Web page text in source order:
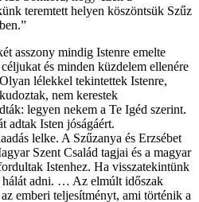
teremtett helyen köszöntsük Szűz
asszony mindig Istenre emelte
és minden küzdelem ellenére
lélekkel tekintettek Istenre,
nem kerestek
legyen nekem a Te Igéd szerint.
adtak Isten jóságáért.
lelke. A Szűzanya és Erzsébet
Szent Család tagjai és a magyar
Istenhez. Ha visszatekintünk
hálát adni. … Az elmúlt időszak
emberi teljesítményt, ami történik a